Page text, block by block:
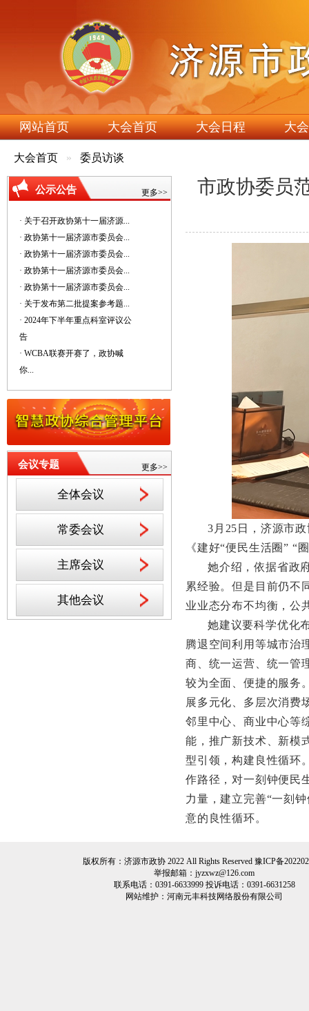
网站首页 大会首页 大会日程 大
大会首页 委员访谈
公示公告 更多>>
· 关于召开政协第十一届济源...
· 政协第十一届济源市委员会...
· 政协第十一届济源市委员会...
· 政协第十一届济源市委员会...
· 政协第十一届济源市委员会...
· 关于发布第二批提案参考题...
· 2024年下半年重点科室评议公
告
· WCBA联赛开赛了，政协喊
你...
会议专题 更多>>
全体会议
常委会议
主席会议
其他会议
市政协委员
3月25日，济源市
《建好“便民生活圈” “
她介绍，依据省政
累经验。但是目前仍不
业业态分布不均衡，公
她建议要科学优化
腾退空间利用等城市治
商、统一运营、统一管
较为全面、便捷的服务
展多元化、多层次消费
邻里中心、商业中心等
能，推广新技术、新模
型引领，构建良性循环
作路径，对一刻钟便民
力量，建立完善“一刻
意的良性循环。
版权所有：济源市政协 2022 All Rights Reserved 豫ICP备
举报邮箱：jyzxwz@126.com
联系电话：0391-6633999 投诉电话：0391-6631258
网站维护： 河南元丰科技网络股份有限公司